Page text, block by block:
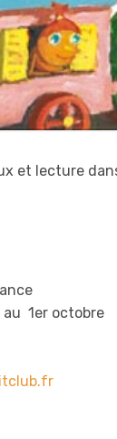
et lecture
au 1er octobre